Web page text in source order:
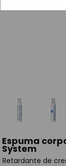
Espuma
System
Retardante de